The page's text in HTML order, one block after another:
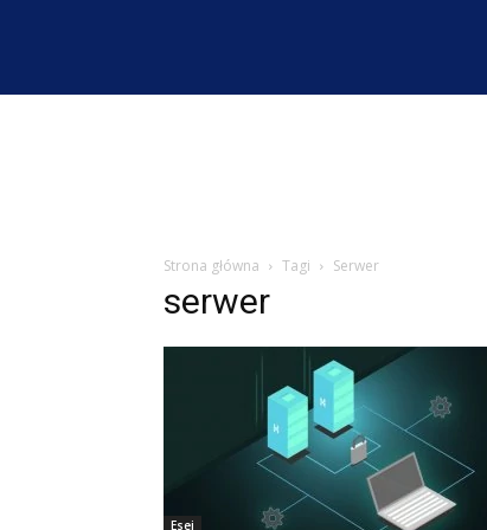
Strona główna Tagi Serwer
serwer
Esej